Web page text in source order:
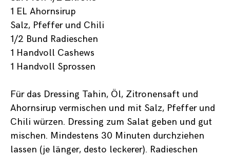
1 EL Ahornsirup
Salz, Pfeffer und Chili
1/2 Bund Radieschen
1 Handvoll Cashews
1 Handvoll Sprossen
Für das Dressing Tahin, Öl, Zitronensaft und
Ahornsirup vermischen und mit Salz, Pfeffer und
Chili würzen. Dressing zum Salat geben und gut
mischen. Mindestens 30 Minuten durchziehen
lassen (je länger, desto leckerer). Radieschen